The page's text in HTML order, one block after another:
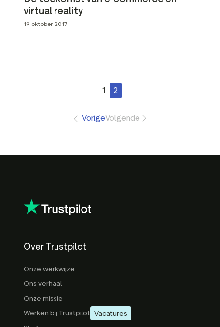
virtual reality
19 oktober 2017
1 2
VorigeVolgende
Over Trustpilot
Onze werkwijze
Ons verhaal
Onze missie
Werken bij Trustpilot Vacatures